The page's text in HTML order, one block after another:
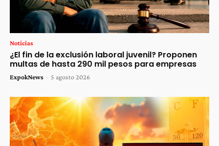
Noticias
¿El fin de la exclusión laboral juvenil? Proponen
multas de hasta 290 mil pesos para empresas
ExpokNews - 5 agosto 2026